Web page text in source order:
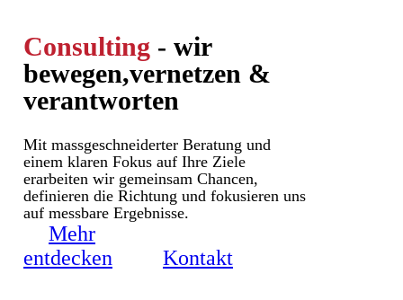
Consulting - wir
bewegen,vernetzen &
verantworten
Mit massgeschneiderter Beratung und
einem klaren Fokus auf Ihre Ziele
erarbeiten wir gemeinsam Chancen,
definieren die Richtung und fokusieren uns
auf messbare Ergebnisse.
Mehr
entdecken
Kontakt